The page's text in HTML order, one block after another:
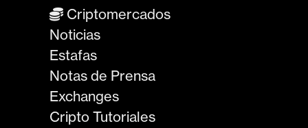
Criptomercados
Noticias
Estafas
Notas de Prensa
Exchanges
Cripto Tutoriales